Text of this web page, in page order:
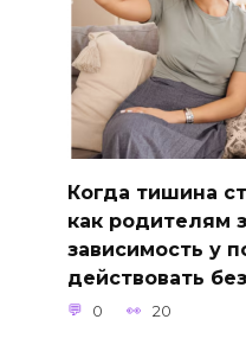
Когда тишина
как родителям
зависимость у
действовать
0 20